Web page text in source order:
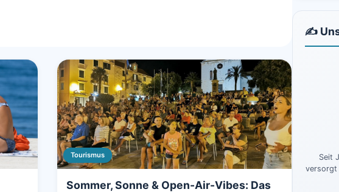
Tourismus
Sommer, Sonne & Open-Air-Vibes: Das
✍️
Seit
versorgt